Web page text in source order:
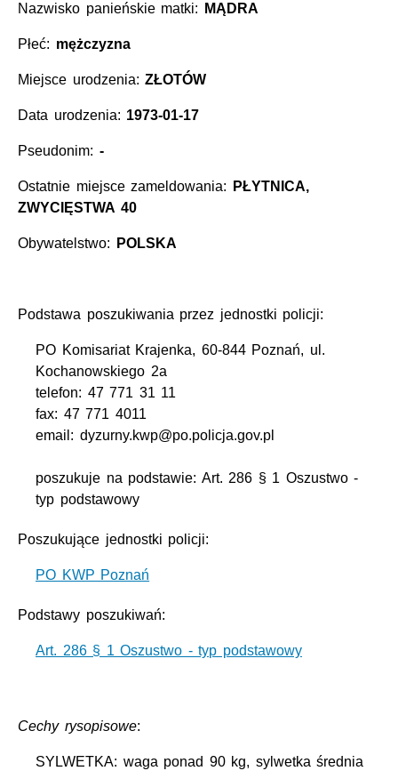
Nazwisko panieńskie matki: MĄDRA
Płeć: mężczyzna
Miejsce urodzenia:ZŁOTÓW
Data urodzenia: 1973-01-17
Pseudonim: -
Ostatnie miejsce zameldowania:
PŁYTNICA,
ZWYCIĘSTWA 40
Obywatelstwo: POLSKA
Podstawa poszukiwania przez jednostki policji:
PO Komisariat Krajenka, 60-844 Poznań, ul.
Kochanowskiego 2a
telefon: 47 771 31 11
fax: 47 771 4011
email: dyzurny.kwp@po.policja.gov.pl
poszukuje na podstawie: Art. 286 § 1 Oszustwo -
typ podstawowy
Poszukujące jednostki policji:
PO KWP Poznań
Podstawy poszukiwań:
Art. 286 § 1 Oszustwo - typ podstawowy
Cechy rysopisowe:
SYLWETKA: waga ponad 90 kg, sylwetka średnia